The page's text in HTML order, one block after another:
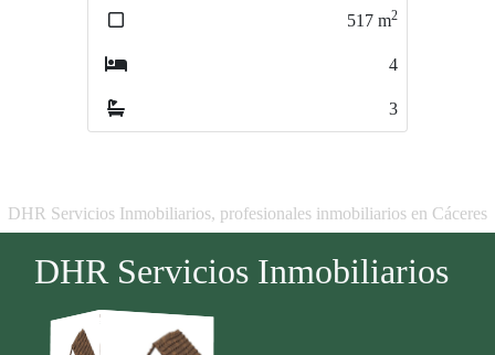
517 m2
4
3
DHR Servicios Inmobiliarios, profesionales inmobiliarios en Cáceres
DHR Servicios Inmobiliarios